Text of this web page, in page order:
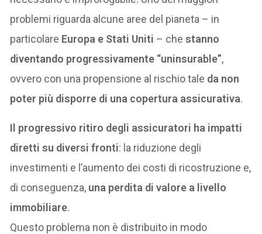
problemi riguarda alcune aree del pianeta – in
particolare Europa e Stati Uniti – chestanno
diventando progressivamente “uninsurable”,
ovvero con una propensione al rischio tale da non
poter più disporre di una copertura assicurativa.
Il progressivo ritiro degli assicuratori ha impatti
diretti su diversi fronti: la riduzione degli
investimenti e l’aumento dei costi di ricostruzione e,
di conseguenza, una perdita di valore a livello
immobiliare.
Questo problema non è distribuito in modo